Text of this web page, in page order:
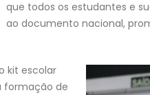
que todos os estudantes e
ao documento nacional,
kit escolar
formação de